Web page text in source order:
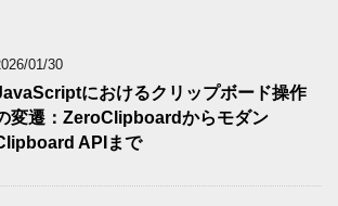
01/30
におけるクリップボード操作
変遷：ZeroClipboardからモダン
APIまで